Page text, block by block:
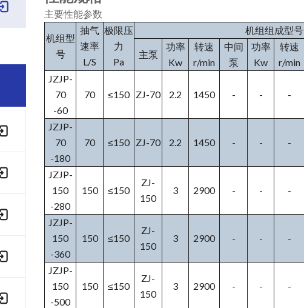
主要性能参数
机组型
号
抽气
速率
L/S
极限压
力
Pa
机组组成型号
主泵
功率
Kw
转速
r/min
中间
泵
功率
Kw
转速
r/min
JZJP-
70
-60
70 ≤150 ZJ-70 2.2 1450 - - -
JZJP-
70
-180
70 ≤150 ZJ-70 2.2 1450 - - -
JZJP-
150
-280
150 ≤150
ZJ-
150
3 2900 - - -
JZJP-
150
-360
150 ≤150
ZJ-
150
3 2900 - - -
JZJP-
150
-500
150 ≤150
ZJ-
150
3 2900 - - -